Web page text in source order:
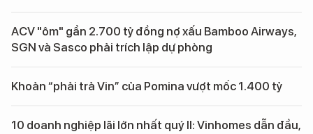
ACV "ôm" gần 2.700 tỷ đồng nợ xấu Bamboo Airways,
SGN và Sasco phải trích lập dự phòng
Khoản “phải trả Vin” của Pomina vượt mốc 1.400 tỷ
10 doanh nghiệp lãi lớn nhất quý II: Vinhomes dẫn đầu,